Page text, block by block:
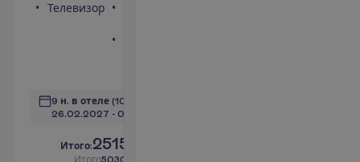
Телевизор
9 н. в отеле (10 н. всего)
26.02.2027 - 08.03.2027
Итого:2515.00
Итого5030.00